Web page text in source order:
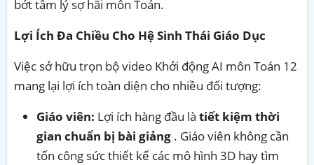
bớt tâm lý sợ hãi môn Toán.
Lợi Ích Đa Chiều Cho Hệ Sinh Thái Giáo Dục
Việc sở hữu trọn bộ video Khởi động AI môn Toán 12
mang lại lợi ích toàn diện cho nhiều đối tượng:
Giáo viên: Lợi ích hàng đầu là tiết kiệm thời
gian chuẩn bị bài giảng . Giáo viên không cần
tốn công sức thiết kế các mô hình 3D hay tìm